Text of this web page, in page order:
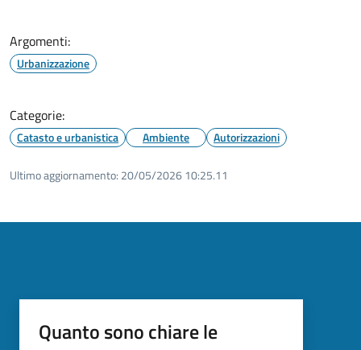
Argomenti:
Urbanizzazione
Categorie:
Catasto e urbanistica Ambiente Autorizzazioni
Ultimo aggiornamento: 20/05/2026 10:25.11
Quanto sono chiare le